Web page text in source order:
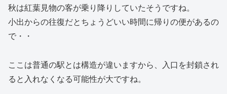
秋は紅葉見物の客が乗り降りしていたそうですね。
小出からの往復だとちょうどいい時間に帰りの便があるの
で・・
ここは普通の駅とは構造が違いますから、入口を封鎖され
ると入れなくなる可能性が大ですね。